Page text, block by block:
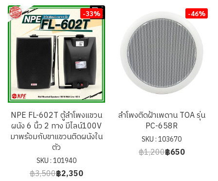
-33%
NPE FL-602T ตู้ลำโพงแขวน
ผนัง 6 นิ้ว 2 ทาง มีไลน์100V
มาพร้อมกับขาแขวนติดผนังใน
ตัว
SKU : 101940
฿3,500฿2,350
-46%
ลำโพงติดฝ้าเพดาน TOA รุ่น
PC-658R
SKU : 103670
฿1,200฿650